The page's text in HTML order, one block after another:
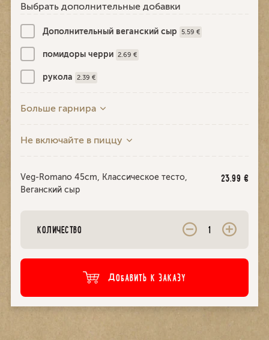
Выбрать дополнительные добавки
Дополнительный веганский сыр 5.59 €
помидоры черри 2.69 €
рукола 2.39 €
Больше гарнира
Не включайте в пиццу
23.99 €
Veg-Romano 45cm, Классическое тесто,
Веганский сыр
КОЛИЧЕСТВО
ДОБАВИТЬ К ЗАКАЗУ